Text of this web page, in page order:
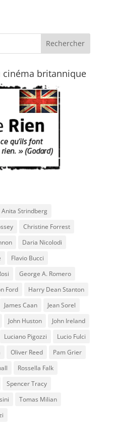
cinéma britannique
Anita Strindberg
Christine Forrest
Daria Nicolodi
Flavio Bucci
George A. Romero
Ford
Harry Dean Stanton
James Caan
Jean Sorel
John Huston
John Ireland
Luciano Pigozzi
Lucio Fulci
Oliver Reed
Pam Grier
Rossella Falk
Spencer Tracy
Tomas Milian